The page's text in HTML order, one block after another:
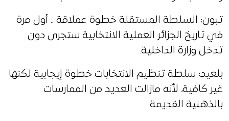
تبون: السلطة المستقلة خطوة عملاقة .. أول مرة
في تاريخ الجزائر العملية الانتخابية ستجرى دون
تدخل وزارة الداخلية.
بلعيد: سلطة تنظيم الانتخابات خطوة إيجابية لكنها
غير كافية، لأنه مازالت العديد من الممارسات
بالذهنية القديمة.